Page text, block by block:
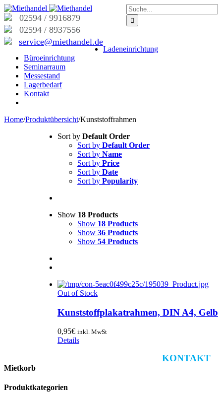
02594 / 9916879
02594 / 8937556
service@miethandel.de
Ladeneinrichtung
Büroeinrichtung
Seminarraum
Messestand
Lagerbedarf
Kontakt
Home/Produktübersicht/Kunststoffrahmen
Sort by Default Order
Sort by Default Order
Sort by Name
Sort by Price
Sort by Date
Sort by Popularity
Show 18 Products
Show 18 Products
Show 36 Products
Show 54 Products
Out of Stock
Kunststoffplakatrahmen, DIN A4, Gelb
0,95€ inkl. MwSt
Details
Mietkorb
Produktkategorien
KONTAKT